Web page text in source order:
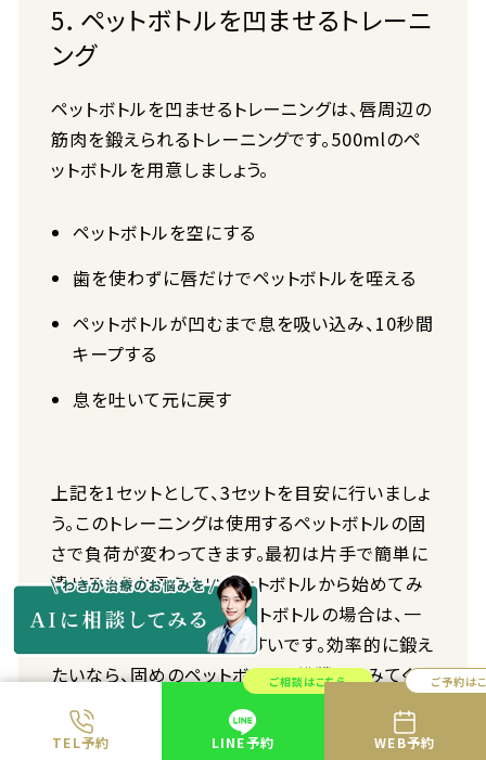
TEL予約
ご相談はこちら
LINE予約
ご予約は
WEB予約
5．ペットボトルを凹ませるトレーニ
ング
ペットボトルを凹ませるトレーニングは、唇周辺の
筋肉を鍛えられるトレーニングです。500mlのペ
ットボトルを用意しましょう。
ペットボトルを空にする
歯を使わずに唇だけでペットボトルを咥える
ペットボトルが凹むまで息を吸い込み、10秒間
キープする
息を吐いて元に戻す
上記を1セットとして、3セットを目安に行いましょ
う。このトレーニングは使用するペットボトルの固
さで負荷が変わってきます。最初は片手で簡単に
潰せるような柔らかいペットボトルから始めてみ
ると良いでしょう。固いペットボトルの場合は、一
度手で潰しておくとやりやすいです。効率的に鍛え
たいなら、固めのペットボトルで挑戦してみてくだ
さい。